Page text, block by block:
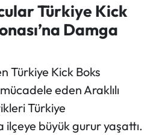
Türkiye Kick
Damga
Türkiye Kick Boks
eden Araklılı
Türkiye
ilçeye büyük gurur yaşattı.